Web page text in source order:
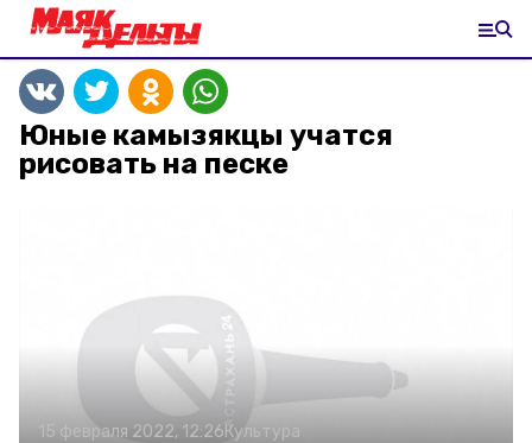
Юные камызякцы учатся
рисовать на песке
15 февраля 2022, 12:26Культура